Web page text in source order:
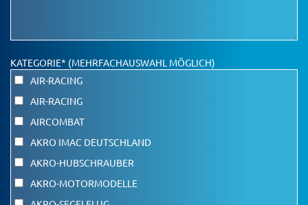
KATEGORIE* (MEHRFACHAUSWAHL MÖGLICH)
AIR-RACING
AIR-RACING
AIRCOMBAT
AKRO IMAC DEUTSCHLAND
AKRO-HUBSCHRAUBER
AKRO-MOTORMODELLE